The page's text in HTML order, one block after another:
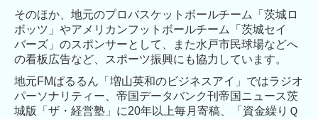
実施セミナーレポート
公庫相談会の日程
お役立ち情報
事務所通信
そのほか、地元のプロバスケットボールチーム「茨城ロ
ボッツ」やアメリカンフットボールチーム「茨城セイ
バーズ」のスポンサーとして、また水戸市民球場などへ
の看板広告など、スポーツ振興にも協力しています。
地元FMぱるるん「増山英和のビジネスアイ」ではラジオ
パーソナリティー、帝国データバンク刊帝国ニュース茨
城版「ザ・経営塾」に20年以上毎月寄稿、「資金繰りＱ